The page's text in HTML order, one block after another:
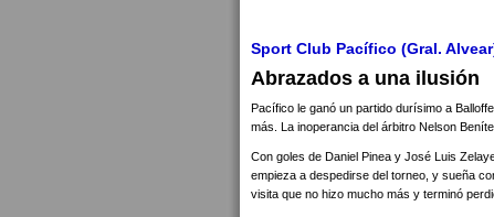
Sport Club Pacífico (Gral.
Abrazados a una ilusión
Pacífico le ganó un partido durísimo a
más. La inoperancia del árbitro Nelson
Con goles de Daniel Pinea y José Luis
empieza a despedirse del torneo, y sueña
visita que no hizo mucho más y terminó